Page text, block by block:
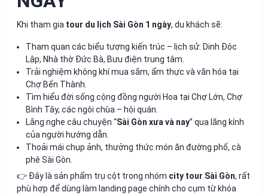
Khi tham gia tour du lịch Sài Gòn 1 ngày, du khách sẽ:
Tham quan các biểu tượng kiến trúc – lịch sử: Dinh Độc
Lập, Nhà thờ Đức Bà, Bưu điện trung tâm.
Trải nghiệm không khí mua sắm, ẩm thực và văn hóa tại
Chợ Bến Thành.
Tìm hiểu đời sống cộng đồng người Hoa tại Chợ Lớn, Chợ
Bình Tây, các ngôi chùa – hội quán.
Lắng nghe câu chuyện “Sài Gòn xưa và nay” qua lăng kính
của người hướng dẫn.
Thoải mái chụp ảnh, thưởng thức món ăn đường phố, cà
phê Sài Gòn.
👉 Đây là sản phẩm trụ cột trong nhóm city tour Sài Gòn, rất
phù hợp để dùng làm landing page chính cho cụm từ khóa